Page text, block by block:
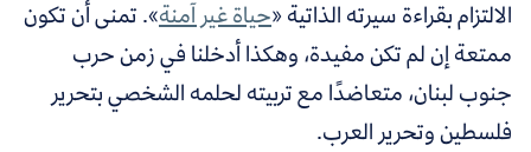
الالتزام بقراءة سيرته الذاتية «حياة غير آمنة». تمنى أن تكون
ممتعة إن لم تكن مفيدة، وهكذا أدخلنا في زمن حرب
جنوب لبنان، متعاضدًا مع تربيته لحلمه الشخصي بتحرير
فلسطين وتحرير العرب.